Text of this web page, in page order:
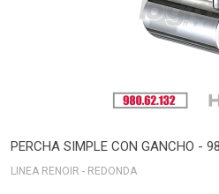
PERCHA SIMPLE CON GANCHO -
LINEA RENOIR - REDONDA